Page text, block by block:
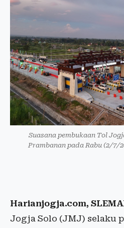
Suasana pembukaan Tol
Prambanan pada Rabu (2/7/
Harianjogja.com,
Jogja Solo (JMJ) selaku